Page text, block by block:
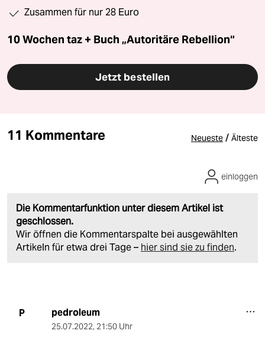
Zusammen für nur 28 Euro
10 Wochen taz + Buch „Autoritäre Rebellion“
Jetzt bestellen
11 Kommentare Neueste / Älteste
Die Kommentarfunktion unter diesem Artikel ist
geschlossen.
Wir öffnen die Kommentarspalte bei ausgewählten
Artikeln für etwa drei Tage – hier sind sie zu finden.
einloggen
P pedroleum
25.07.2022, 21:50 Uhr